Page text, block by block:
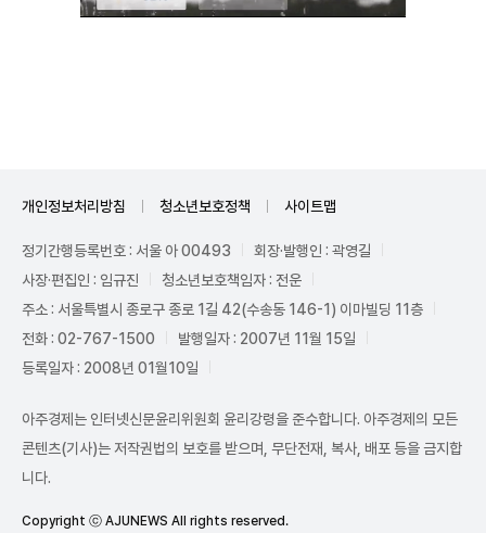
개인정보처리방침 청소년보호정책 사이트맵
정기간행등록번호 : 서울 아 00493
회장·발행인 : 곽영길
사장·편집인 : 임규진
청소년보호책임자 : 전운
주소 : 서울특별시 종로구 종로 1길 42(수송동 146-1) 이마빌딩 11층
전화 : 02-767-1500
발행일자 : 2007년 11월 15일
등록일자 : 2008년 01월10일
아주경제는 인터넷신문윤리위원회 윤리강령을 준수합니다. 아주경제의 모든
콘텐츠(기사)는 저작권법의 보호를 받으며, 무단전재, 복사, 배포 등을 금지합
니다.
Copyright ⓒ AJUNEWS All rights reserved.